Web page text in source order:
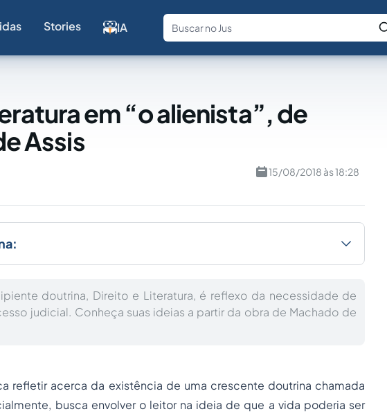
Stories IA
Fale com a IA Buscar no Jus
em “o alienista”, de
Assis
15/08/2018 às 18:28
doutrina, Direito e Literatura, é reflexo da necessidade de
judicial. Conheça suas ideias a partir da obra de Machado de
refletir acerca da existência de uma crescente doutrina chamada
busca envolver o leitor na ideia de que a vida poderia ser